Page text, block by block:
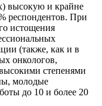
высокую и крайне
респондентов. При
истощения
(также, как и в
онкологов,
степенями
молодые
до 10 и более 20